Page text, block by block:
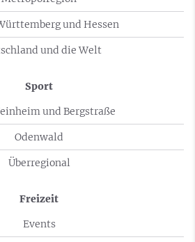
und Hessen
und die Welt
Sport
und Bergstraße
Odenwald
Überregional
Freizeit
Events